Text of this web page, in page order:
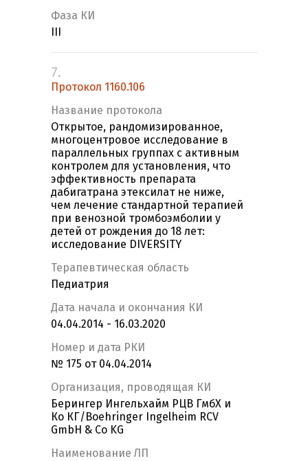
Фаза КИ
7.
Протокол 1160.106
Название протокола
Открытое, рандомизированное,
многоцентровое исследование в
параллельных группах с активным
контролем для установления, что
эффективность препарата
дабигатрана этексилат не ниже,
чем лечение стандартной терапией
при венозной тромбоэмболии у
детей от рождения до 18 лет:
исследование DIVERSITY
Терапевтическая область
Педиатрия
Дата начала и окончания КИ
04.04.2014 - 16.03.2020
Номер и дата РКИ
№ 175 от 04.04.2014
Организация, проводящая КИ
Берингер Ингельхайм РЦВ ГмбХ и
Ко КГ/Boehringer Ingelheim RCV
GmbH & Co KG
Наименование ЛП